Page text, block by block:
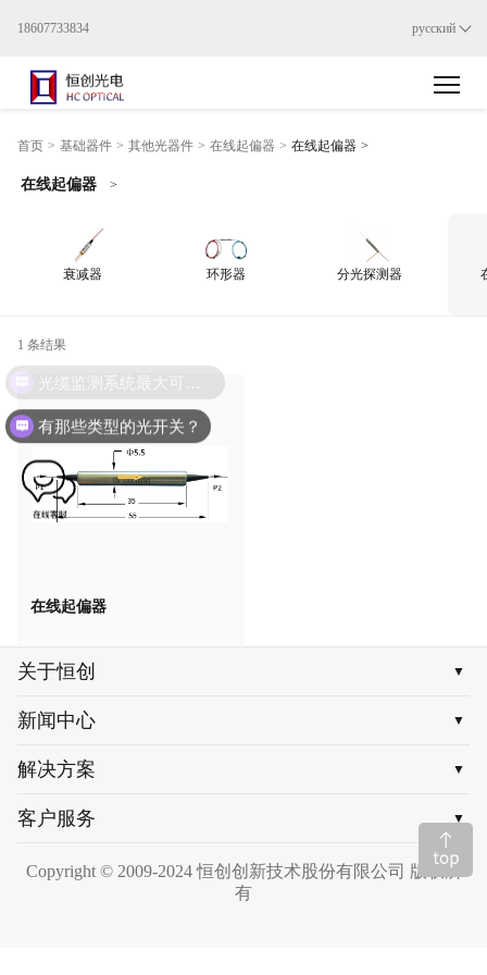
18607733834 русский
首页 > 基础器件 > 其他光器件 > 在线起偏器 > 在线起偏器 >
在线起偏器 >
衰减器 环形器 分光探测器
1 条结果
在线起偏器
关于恒创 ▼
新闻中心 ▼
解决方案 ▼
客户服务 ▼
Copyright © 2009-2024 恒创创新技术股份有限公司 版权所
有
有那些类型的光开关？